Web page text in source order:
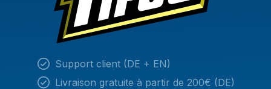
Support client (DE + EN)
Livraison gratuite à partir de 200€ (DE)